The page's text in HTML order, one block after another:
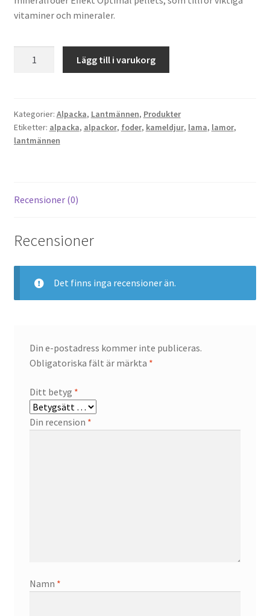
vitaminer och mineraler.
Lägg till i varukorg
Kategorier: Alpacka, Lantmännen, Produkter
Etiketter: alpacka, alpackor, foder, kameldjur, lama, lamor,
lantmännen
Recensioner (0)
Recensioner
Det finns inga recensioner än.
Din e-postadress kommer inte publiceras.
Obligatoriska fält är märkta *
Ditt betyg *
Din recension *
Namn *